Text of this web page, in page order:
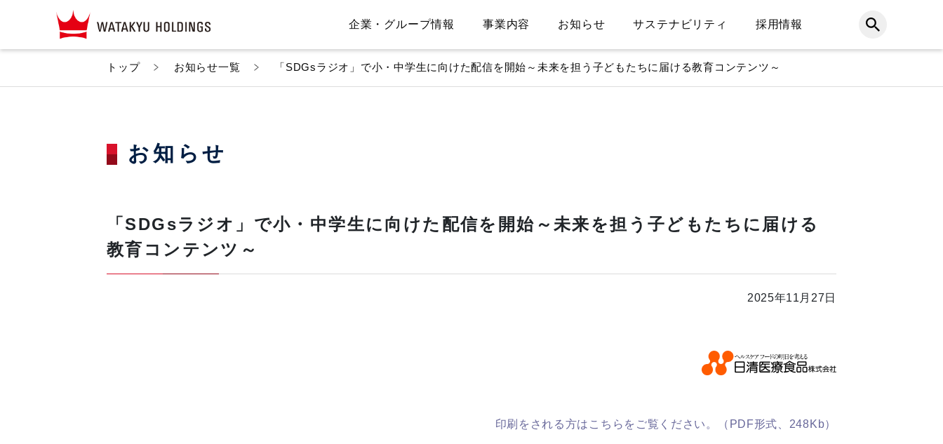
企業・グループ情報 事業内容 お知らせ サステナビリティ 採用情報
トップ お知らせ一覧 「SDGsラジオ」で小・中学生に向けた配信を開始～未来を担う子どもたちに届ける教育コンテンツ～
お知らせ
「SDGsラジオ」で小・中学生に向けた配信を開始～未来を担う子どもたちに届ける
教育コンテンツ～
2025年11月27日
印刷をされる方はこちらをご覧ください。（PDF形式、248Kb）